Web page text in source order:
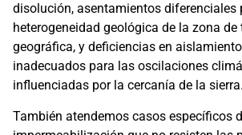
disolución, asentamientos diferenciales
heterogeneidad geológica de la zona de
geográfica, y deficiencias en
inadecuados para las oscilaciones
influenciadas por la cercanía de la sierra.
También atendemos casos específicos